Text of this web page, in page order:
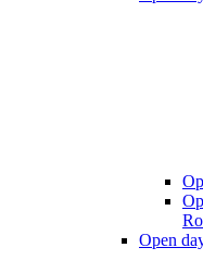
Open